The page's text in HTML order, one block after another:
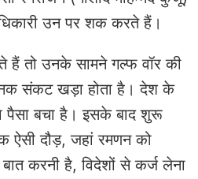
उन पर शक करते हैं।
हैं तो उनके सामने गल्फ वॉर की
संकट खड़ा होता है। देश के
पैसा बचा है। इसके बाद शुरू
ऐसी दौड़, जहां रमणन को
करनी है, विदेशों से कर्ज लेना